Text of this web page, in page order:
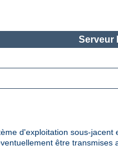
Serveur
d'exploitation sous-
être transmises